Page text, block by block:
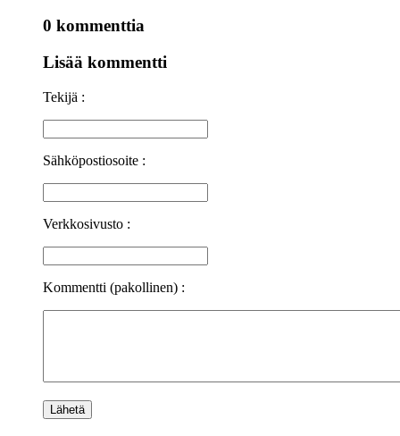
0 kommenttia
Lisää kommentti
Tekijä :
Sähköpostiosoite :
Verkkosivusto :
Kommentti (pakollinen) :